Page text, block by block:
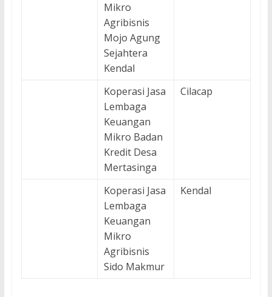
Mikro
Agribisnis
Mojo Agung
Sejahtera
Kendal
Koperasi Jasa
Lembaga
Keuangan
Mikro Badan
Kredit Desa
Mertasinga
Cilacap
Koperasi Jasa
Lembaga
Keuangan
Mikro
Agribisnis
Sido Makmur
Kendal